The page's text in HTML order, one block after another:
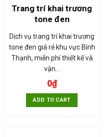
Trang trí khai trương
tone đen
Dịch vụ trang trí khai trương
tone đen giá rẻ khu vực Bình
Thạnh, miễn phí thiết kế và
vận…
0₫
ADD TO CART